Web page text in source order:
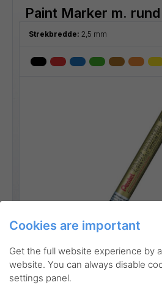
Paint Marker m.
Strekbredde: 2,5 mm
Cookies are important
Get the full website experience by
website. You can always disable
settings panel.